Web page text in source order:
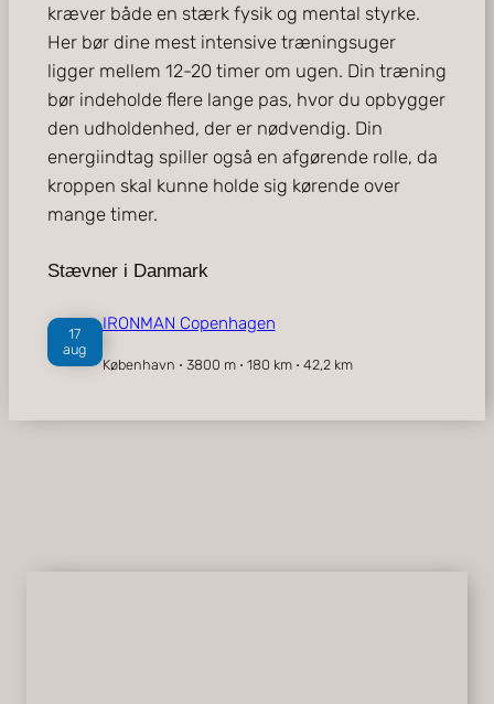
kræver både en stærk fysik og mental styrke.
Her bør dine mest intensive træningsuger
ligger mellem 12-20 timer om ugen. Din træning
bør indeholde flere lange pas, hvor du opbygger
den udholdenhed, der er nødvendig. Din
energiindtag spiller også en afgørende rolle, da
kroppen skal kunne holde sig kørende over
mange timer.
Stævner i Danmark
17
aug
IRONMAN Copenhagen
København ⋅ 3800 m ⋅ 180 km ⋅ 42,2 km